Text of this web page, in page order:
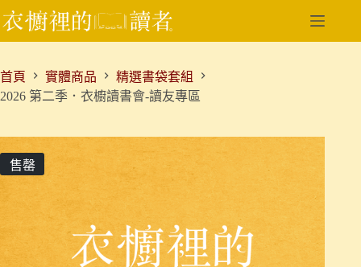
跳
至
要
內
首頁 實體商品
精選書袋套組
2026 第二季．衣櫥讀書會-讀友專區
售罄